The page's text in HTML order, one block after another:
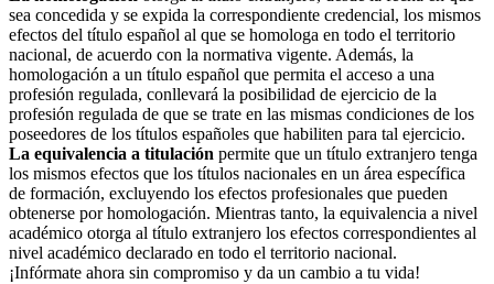
sea concedida y se expida la correspondiente credencial, los mismos
efectos del título español al que se homologa en todo el territorio
nacional, de acuerdo con la normativa vigente. Además, la
homologación a un título español que permita el acceso a una
profesión regulada, conllevará la posibilidad de ejercicio de la
profesión regulada de que se trate en las mismas condiciones de los
poseedores de los títulos españoles que habiliten para tal ejercicio.
La equivalencia a titulación permite que un título extranjero tenga
los mismos efectos que los títulos nacionales en un área específica
de formación, excluyendo los efectos profesionales que pueden
obtenerse por homologación. Mientras tanto, la equivalencia a nivel
académico otorga al título extranjero los efectos correspondientes al
nivel académico declarado en todo el territorio nacional.
¡Infórmate ahora sin compromiso y da un cambio a tu vida!